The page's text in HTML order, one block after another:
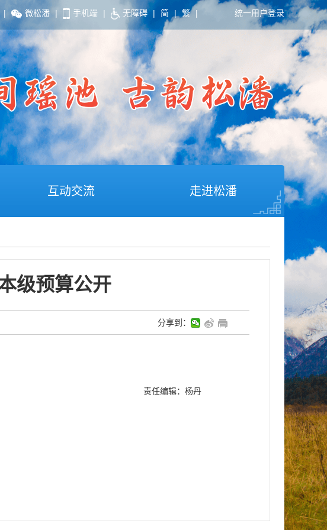
| 微松潘 | 手机端 | 无障碍 | 简 | 繁 | 统一用户登录
互动交流 走进松潘
级预算公开
分享到：
责任编辑：杨丹